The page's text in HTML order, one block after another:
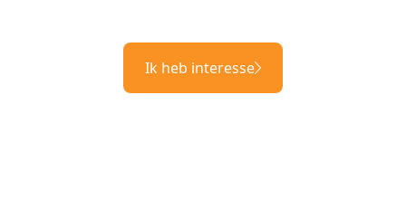
Ik heb interesse